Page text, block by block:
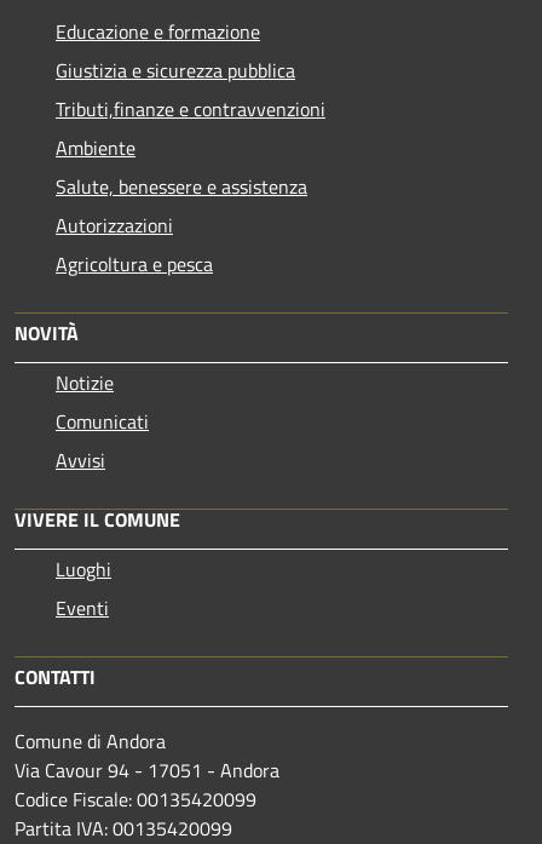
Educazione e formazione
Giustizia e sicurezza pubblica
Tributi,finanze e contravvenzioni
Ambiente
Salute, benessere e assistenza
Autorizzazioni
Agricoltura e pesca
NOVITÀ
Notizie
Comunicati
Avvisi
VIVERE IL COMUNE
Luoghi
Eventi
CONTATTI
Comune di Andora
Via Cavour 94 - 17051 - Andora
Codice Fiscale: 00135420099
Partita IVA: 00135420099